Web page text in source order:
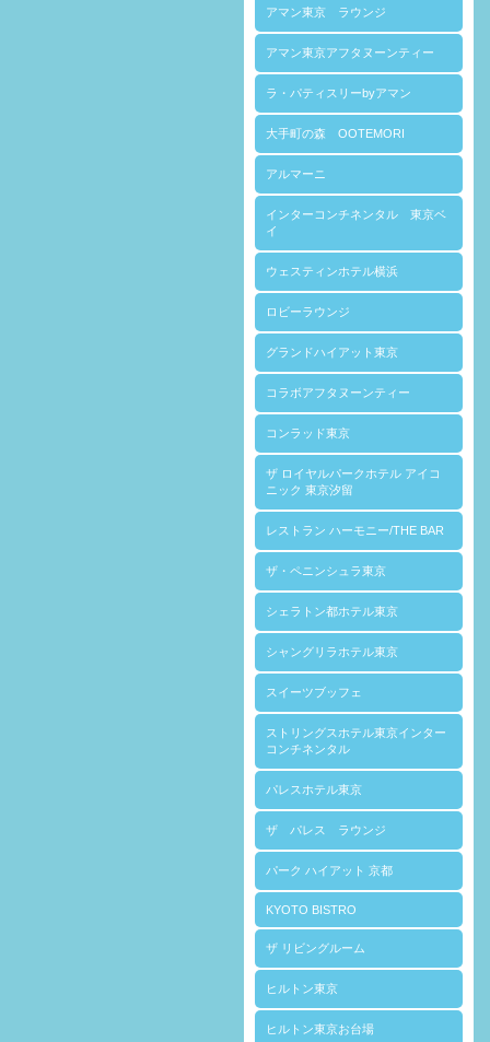
アマン東京 ラウンジ
アマン東京アフタヌーンティー
ラ・パティスリーbyアマン
大手町の森 OOTEMORI
アルマーニ
インターコンチネンタル 東京ベ
イ
ウェスティンホテル横浜
ロビーラウンジ
グランドハイアット東京
コラボアフタヌーンティー
コンラッド東京
ザ ロイヤルパークホテル アイコ
ニック 東京汐留
レストラン ハーモニー/THE BAR
ザ・ペニンシュラ東京
シェラトン都ホテル東京
シャングリラホテル東京
スイーツブッフェ
ストリングスホテル東京インター
コンチネンタル
パレスホテル東京
ザ パレス ラウンジ
パーク ハイアット 京都
KYOTO BISTRO
ザ リビングルーム
ヒルトン東京
ヒルトン東京お台場